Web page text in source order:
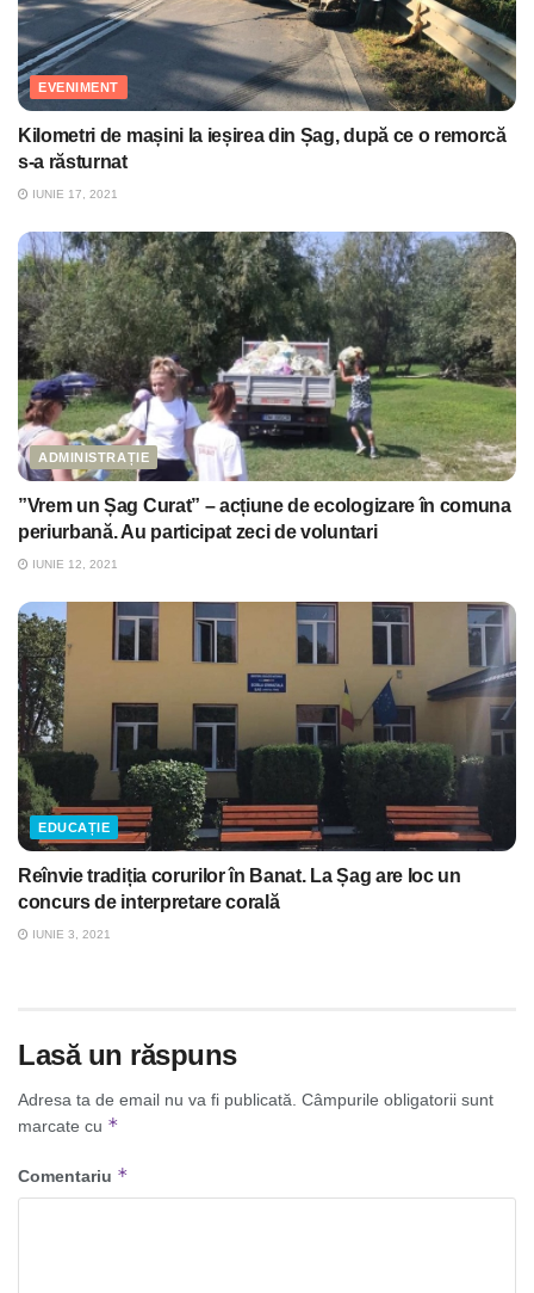
EVENIMENT
Kilometri de mașini la ieșirea din Șag, după ce o remorcă
s-a răsturnat
IUNIE 17, 2021
ADMINISTRAȚIE
”Vrem un Șag Curat” – acțiune de ecologizare în comuna
periurbană. Au participat zeci de voluntari
IUNIE 12, 2021
EDUCAȚIE
Reînvie tradiția corurilor în Banat. La Șag are loc un
concurs de interpretare corală
IUNIE 3, 2021
Lasă un răspuns
Adresa ta de email nu va fi publicată. Câmpurile obligatorii sunt
marcate cu *
Comentariu *